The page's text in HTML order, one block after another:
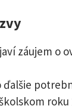
záujem o
roku